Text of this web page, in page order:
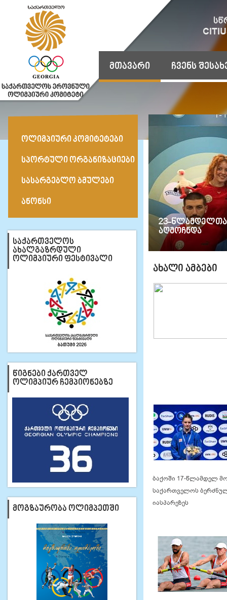
მთავარი ჩვენს
ᲝᲚᲘᲛᲞᲘᲣᲠᲘ ᲙᲝᲛᲘᲢᲔᲢᲔᲑᲘ
ᲡᲞᲝᲠᲢᲣᲚᲘ ᲝᲠᲒᲐᲜᲘᲖᲐᲪᲘᲔᲑᲘ
ᲡᲐᲡᲐᲠᲒᲔᲑᲚᲝ ᲑᲛᲣᲚᲔᲑᲘ
ᲐᲜᲝᲜᲡᲘ
ᲡᲐᲥᲐᲠᲗᲕᲔᲚᲝᲡ
ᲐᲮᲐᲚᲒᲐᲖᲠᲓᲣᲚᲘ
ᲝᲚᲘᲛᲞᲘᲣᲠᲘ ᲤᲔᲡᲢᲘᲕᲐᲚᲘ
ᲬᲘᲒᲜᲔᲑᲘ ᲥᲐᲠᲗᲕᲔᲚ
ᲝᲚᲘᲛᲞᲘᲣᲠ ᲩᲔᲛᲞᲘᲝᲜᲔᲑᲖᲔ
ᲛᲝᲒᲖᲐᲣᲠᲝᲑᲐ ᲝᲚᲘᲛᲞᲔᲗᲨᲘ
23-წლამდელთა
აღმოჩნდა
ᲐᲮᲐᲚᲘ ᲐᲛᲑᲔᲑᲘ
ბაქოში 17-წლამდელ
საქართველოს
იასპარეზეს